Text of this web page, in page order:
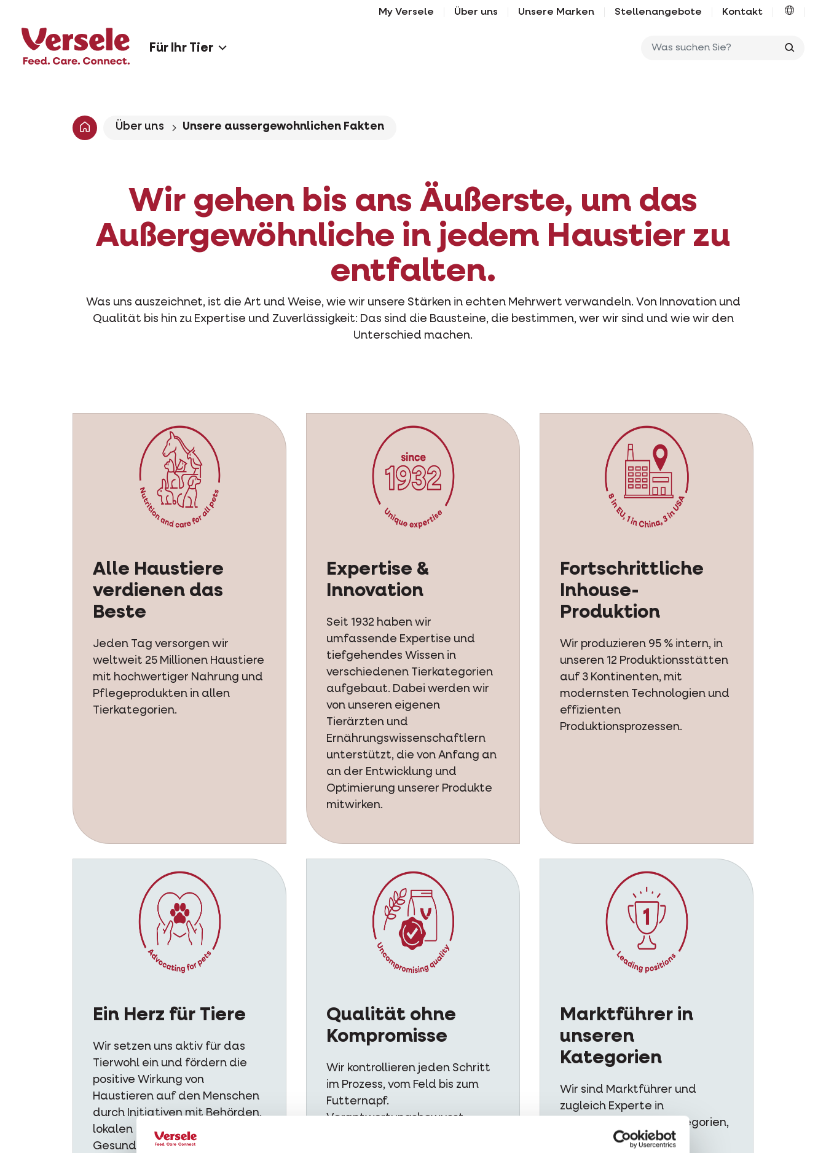
My Versele Über uns Unsere Marken Stellenangebote Kontakt
Für Ihr Tier
Über uns Unsere aussergewohnlichen Fakten
Wir gehen bis ans Äußerste, um das
Außergewöhnliche in jedem Haustier zu
entfalten.
Was uns auszeichnet, ist die Art und Weise, wie wir unsere Stärken in echten Mehrwert verwandeln. Von Innovation und
Qualität bis hin zu Expertise und Zuverlässigkeit: Das sind die Bausteine, die bestimmen, wer wir sind und wie wir den
Unterschied machen.
Alle Haustiere
verdienen das
Beste
Jeden Tag versorgen wir
weltweit 25 Millionen Haustiere
mit hochwertiger Nahrung und
Pflegeprodukten in allen
Tierkategorien.
Expertise &
Innovation
Seit 1932 haben wir
umfassende Expertise und
tiefgehendes Wissen in
verschiedenen Tierkategorien
aufgebaut. Dabei werden wir
von unseren eigenen
Tierärzten und
Ernährungswissenschaftlern
unterstützt, die von Anfang an
an der Entwicklung und
Optimierung unserer Produkte
mitwirken.
Fortschrittliche
Inhouse-
Produktion
Wir produzieren 95 % intern, in
unseren 12 Produktionsstätten
auf 3 Kontinenten, mit
modernsten Technologien und
effizienten
Produktionsprozessen.
Ein Herz für Tiere
Wir setzen uns aktiv für das
Tierwohl ein und fördern die
positive Wirkung von
Haustieren auf den Menschen
durch Initiativen mit Behörden,
lokalen
Gesundheitsdienstleistern und
Qualität ohne
Kompromisse
Wir kontrollieren jeden Schritt
im Prozess, vom Feld bis zum
Futternapf.
Verantwortungsbewusst
Marktführer in
unseren
Kategorien
Wir sind Marktführer und
zugleich Experte in
verschiedenen Tierkategorien,
wie Vögel, Tauben und